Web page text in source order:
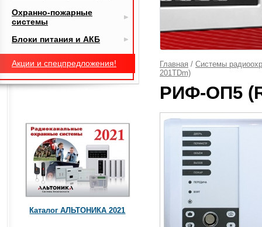
Главная / Системы
201TDm)
РИФ-ОП5
Охранно-пожарные
системы
Блоки питания и АКБ
Акции и спецпредложения!
Каталог АЛЬТОНИКА 2021